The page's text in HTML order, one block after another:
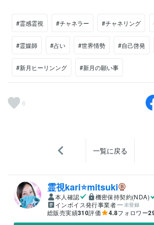
#霊感霊視 #チャネラー #チャネリング
#霊媒師 #占い #世界情勢 #自己啓発
#新月ヒーリンング #新月の願い事
6
一覧に戻る
霊視kari⭐️mitsuki
本人確認
機密保持契約(NDA)
インボイス発行事業者
未登録
総販売実績310評価 4.8フォロワー